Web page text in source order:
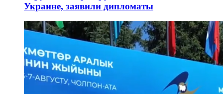
Украине, заявили дипломаты